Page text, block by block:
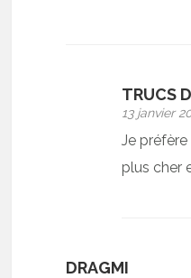
TRUCS
13 janvier
Je
plus cher
DRAGMI